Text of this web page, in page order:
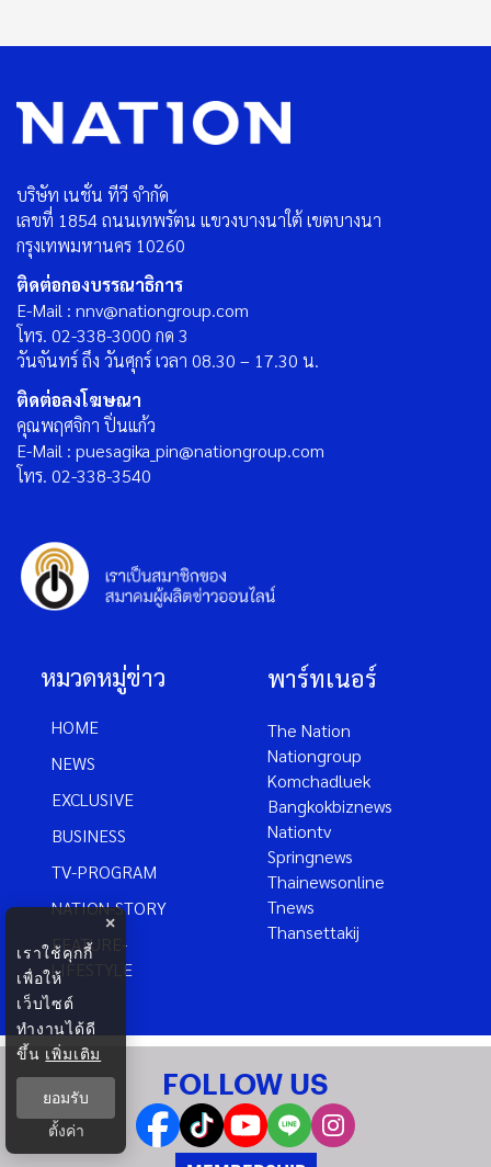
บริษัท เนชั่น ทีวี จำกัด
เลขที่ 1854 ถนนเทพรัตน แขวงบางนาใต้ เขตบางนา
กรุงเทพมหานคร 10260
ติดต่อกองบรรณาธิการ
E-Mail : nnv@nationgroup.com
โทร. 02-338-3000 กด 3
วันจันทร์ ถึง วันศุกร์ เวลา 08.30 – 17.30 น.
ติดต่อลงโฆษณา
คุณพฤศจิกา ปิ่นแก้ว
E-Mail : puesagika_pin@nationgroup.com
โทร. 02-338-3540
หมวดหมู่ข่าว
HOME
NEWS
EXCLUSIVE
BUSINESS
TV-PROGRAM
NATION-STORY
FEATURE-
LIFESTYLE
พาร์ทเนอร์
The Nation
Nationgroup
Komchadluek
Bangkokbiznews
Nationtv
Springnews
Thainewsonline
Tnews
Thansettakij
FOLLOW US
×
เราใช้คุกกี้
เพื่อให้
เว็บไซต์
ทำงานได้ดี
ขึ้น เพิ่มเติม
ยอมรับ
ตั้งค่า